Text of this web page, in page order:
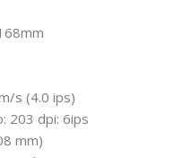
s (4.0 ips)
203 dpi: 6ips
mm)